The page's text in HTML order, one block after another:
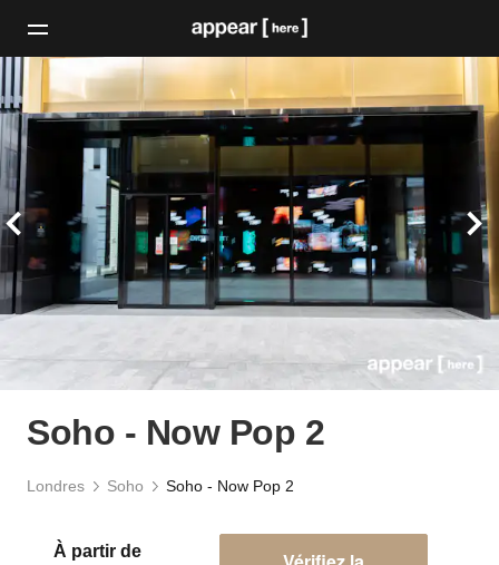
Soho - Now Pop 2
Londres Soho Soho - Now Pop 2
À partir de